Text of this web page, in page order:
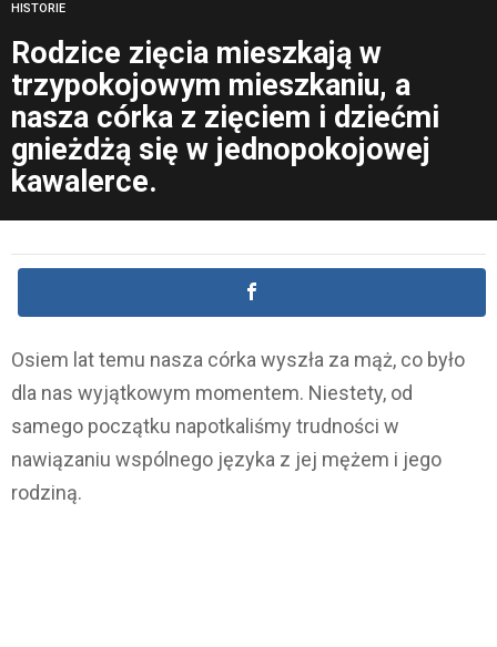
HISTORIE
Rodzice zięcia mieszkają w
trzypokojowym mieszkaniu, a
nasza córka z zięciem i dziećmi
gnieżdżą się w jednopokojowej
kawalerce.
Osiem lat temu nasza córka wyszła za mąż, co było
dla nas wyjątkowym momentem. Niestety, od
samego początku napotkaliśmy trudności w
nawiązaniu wspólnego języka z jej mężem i jego
rodziną.